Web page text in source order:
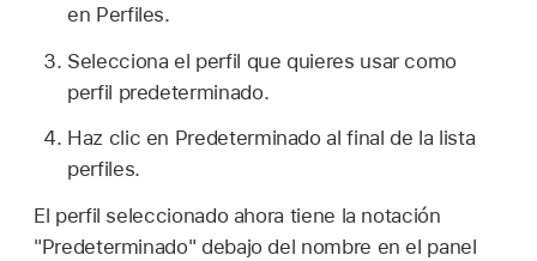
en Perfiles.
Selecciona el perfil que quieres usar como
perfil predeterminado.
Haz clic en Predeterminado al final de la lista
perfiles.
El perfil seleccionado ahora tiene la notación
"Predeterminado" debajo del nombre en el panel